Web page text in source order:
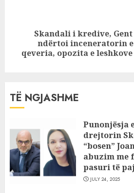
post:
Skandali i kredive, Gent
ndërtoi inceneratorin
qeveria, opozita e
TË NGJASHME
Punonjësja
drejtorin
“bosen”
abuzim me
pasuri të
JULY 24, 2025